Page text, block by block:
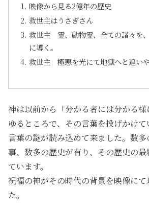
映像から見る2億年の歴史
救世主はうさぎさん
救世主 霊、動物霊、全ての諸々を
に導く。
救世主 極悪を光にて地獄へと追い
神は以前から「分かる者には分かる
ゆるところで、その言葉を投げかけ
言葉の謎が読み込めて来ました。数
事、数多の歴史が有り、その歴史の
ています。
祝福の神がその時代の背景を映像に
た。